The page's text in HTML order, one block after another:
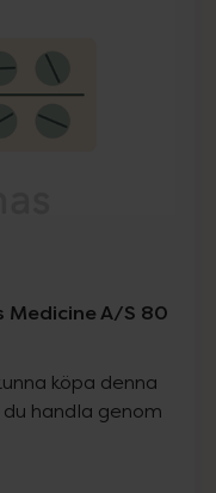
A/S 80
köpa denna
handla genom